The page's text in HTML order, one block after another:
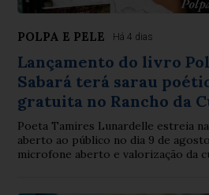
POLPA E PELE Há 4 dias
Lançamento do livro
Sabará terá sarau
gratuita no Rancho da
Poeta Tamires Lunardelle estreia
aberto ao público no dia 9 de
microfone aberto e valorização da